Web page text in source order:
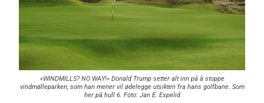
«WINDMILLS? NO WAY!» Donald Trump setter alt inn på å stoppe
vindmølleparken, som han mener vil ødelegge utsikten fra hans golfbane. Som
her på hull 6. Foto: Jan E. Espelid